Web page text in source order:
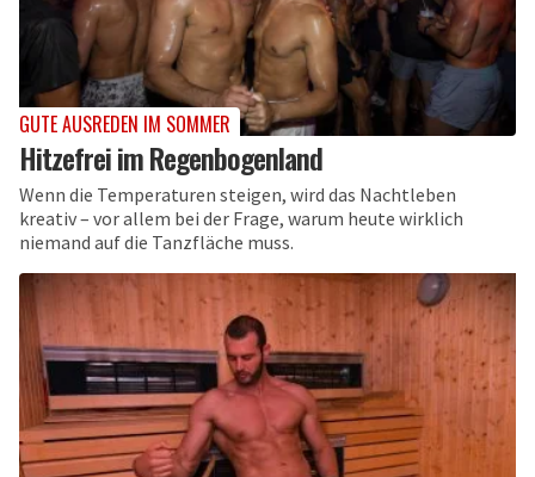
GUTE AUSREDEN IM SOMMER
Hitzefrei im Regenbogenland
Wenn die Temperaturen steigen, wird das Nachtleben
kreativ – vor allem bei der Frage, warum heute wirklich
niemand auf die Tanzfläche muss.